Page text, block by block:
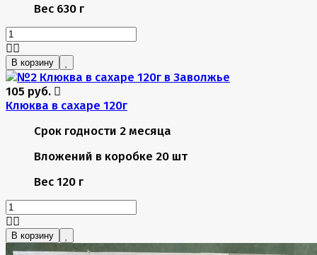
Вес 630 г
В корзину
105 руб.
Клюква в сахаре 120г
Срок годности 2 месяца
Вложений в коробке 20 шт
Вес 120 г
В корзину